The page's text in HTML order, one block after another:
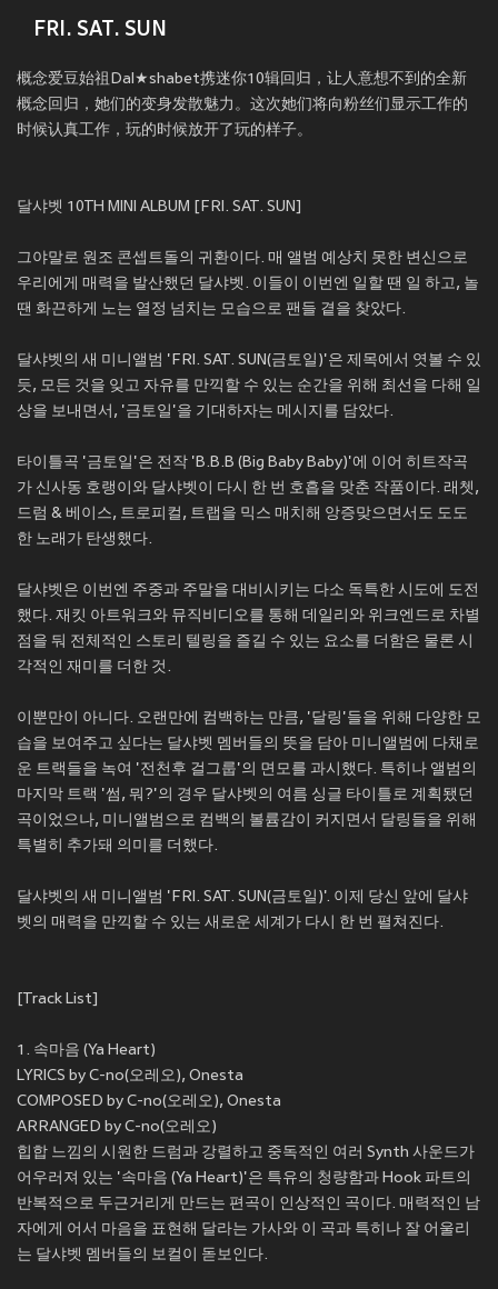
FRI. SAT. SUN
概念爱豆始祖Dal★shabet携迷你10辑回归，让人意想不到的全新
概念回归，她们的变身发散魅力。这次她们将向粉丝们显示工作的
时候认真工作，玩的时候放开了玩的样子。
달샤벳 10TH MINI ALBUM [FRI. SAT. SUN]
그야말로 원조 콘셉트돌의 귀환이다. 매 앨범 예상치 못한 변신으로
우리에게 매력을 발산했던 달샤벳. 이들이 이번엔 일할 땐 일 하고, 놀
땐 화끈하게 노는 열정 넘치는 모습으로 팬들 곁을 찾았다.
달샤벳의 새 미니앨범 'FRI. SAT. SUN(금토일)'은 제목에서 엿볼 수 있
듯, 모든 것을 잊고 자유를 만끽할 수 있는 순간을 위해 최선을 다해 일
상을 보내면서, '금토일'을 기대하자는 메시지를 담았다.
타이틀곡 '금토일'은 전작 'B.B.B (Big Baby Baby)'에 이어 히트작곡
가 신사동 호랭이와 달샤벳이 다시 한 번 호흡을 맞춘 작품이다. 래쳇,
드럼 & 베이스, 트로피컬, 트랩을 믹스 매치해 앙증맞으면서도 도도
한 노래가 탄생했다.
달샤벳은 이번엔 주중과 주말을 대비시키는 다소 독특한 시도에 도전
했다. 재킷 아트워크와 뮤직비디오를 통해 데일리와 위크엔드로 차별
점을 둬 전체적인 스토리 텔링을 즐길 수 있는 요소를 더함은 물론 시
각적인 재미를 더한 것.
이뿐만이 아니다. 오랜만에 컴백하는 만큼, '달링'들을 위해 다양한 모
습을 보여주고 싶다는 달샤벳 멤버들의 뜻을 담아 미니앨범에 다채로
운 트랙들을 녹여 '전천후 걸그룹'의 면모를 과시했다. 특히나 앨범의
마지막 트랙 '썸, 뭐?'의 경우 달샤벳의 여름 싱글 타이틀로 계획됐던
곡이었으나, 미니앨범으로 컴백의 볼륨감이 커지면서 달링들을 위해
특별히 추가돼 의미를 더했다.
달샤벳의 새 미니앨범 'FRI. SAT. SUN(금토일)'. 이제 당신 앞에 달샤
벳의 매력을 만끽할 수 있는 새로운 세계가 다시 한 번 펼쳐진다.
[Track List]
1. 속마음 (Ya Heart)
LYRICS by C-no(오레오), Onesta
COMPOSED by C-no(오레오), Onesta
ARRANGED by C-no(오레오)
힙합 느낌의 시원한 드럼과 강렬하고 중독적인 여러 Synth 사운드가
어우러져 있는 '속마음 (Ya Heart)'은 특유의 청량함과 Hook 파트의
반복적으로 두근거리게 만드는 편곡이 인상적인 곡이다. 매력적인 남
자에게 어서 마음을 표현해 달라는 가사와 이 곡과 특히나 잘 어울리
는 달샤벳 멤버들의 보컬이 돋보인다.